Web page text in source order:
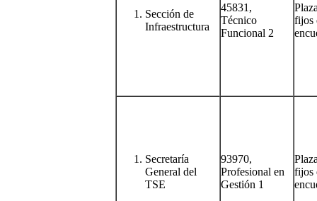
Sección de
Infraestructura
45831,
Técnico
Funcional 2
fijos
Secretaría
General del
TSE
93970,
Profesional en
Gestión 1
fijos